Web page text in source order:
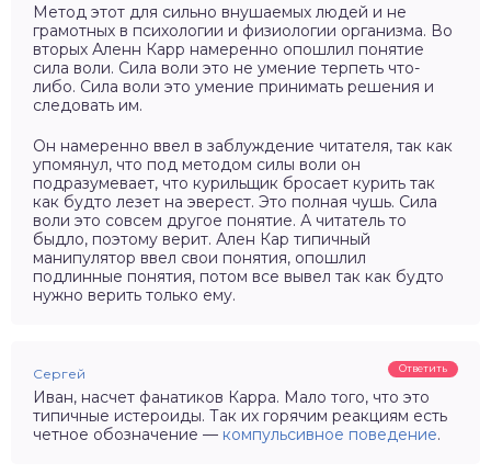
Метод этот для сильно внушаемых людей и не
грамотных в психологии и физиологии организма. Во
вторых Аленн Карр намеренно опошлил понятие
сила воли. Сила воли это не умение терпеть что-
либо. Сила воли это умение принимать решения и
следовать им.
Он намеренно ввел в заблуждение читателя, так как
упомянул, что под методом силы воли он
подразумевает, что курильщик бросает курить так
как будто лезет на эверест. Это полная чушь. Сила
воли это совсем другое понятие. А читатель то
быдло, поэтому верит. Ален Кар типичный
манипулятор ввел свои понятия, опошлил
подлинные понятия, потом все вывел так как будто
нужно верить только ему.
Сергей Ответить
Иван, насчет фанатиков Карра. Мало того, что это
типичные истероиды. Так их горячим реакциям есть
четное обозначение — компульсивное поведение.